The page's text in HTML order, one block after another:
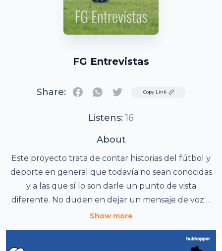
FG Entrevistas
Share: TwitterCopy Link
Listens: 16
About
Este proyecto trata de contar historias del fútbol y
deporte en general que todavía no sean conocidas
y a las que sí lo son darle un punto de vista
diferente. No duden en dejar un mensaje de voz o
comentar todo será bienvenido y tendrá su
Show more